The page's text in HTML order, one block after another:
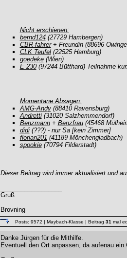
Nicht erschienen:
bernd124(27729 Hambergen)
CBR-fahrer+ Freundin (88696
CLK Teufel(22525 Hamburg)
goedeke(Wien)
E 230(97244 Bütthard) Teilnahme
Momentane Absagen:
AMG-Andy(88410 Ravensburg)
Andretti(31020 Salzhemmendorf)
Benzmann+ Benzfrau(45468
didi(???) - nur Sa [kein Zimmer]
florian201 (41189 Mönchengladbach)
spookie(70794 Filderstadt)
Dieser Beitrag wird immer aktualisiert und
Gruß
Brovning
Posts: 9572 | Maybach-Klasse | Beitrag 31 mal
Danke Jürgen für die Mithilfe.
Eventuell den Ort anpassen, da aufenau